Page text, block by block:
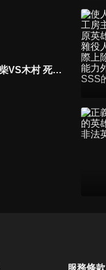
第一神拳-間柴VS木村 死刑執行
服務條款